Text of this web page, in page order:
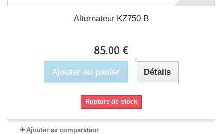
Alternateur KZ750 B
85.00 €
Ajouter au panier Détails
Rupture de stock
Ajouter au comparateur